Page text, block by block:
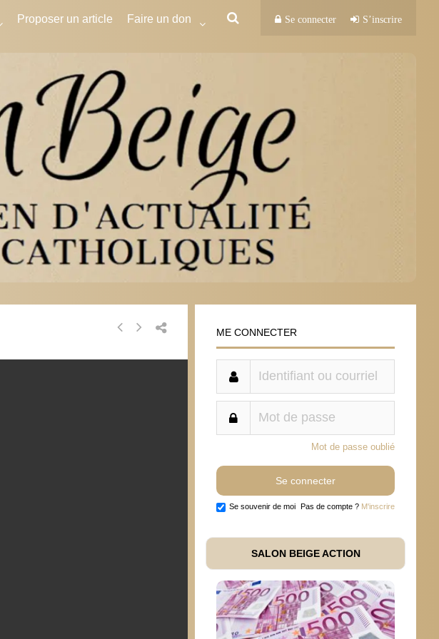
Proposer un article Faire un don Se connecter S’inscrire
ME CONNECTER
Mot de passe oublié
Se souvenir de moi Pas de compte ? M'inscrire
SALON BEIGE ACTION